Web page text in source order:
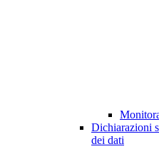
Dichiarazioni
dei dati